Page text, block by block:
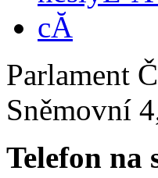
Parlament
Sněmovní
Telefon na